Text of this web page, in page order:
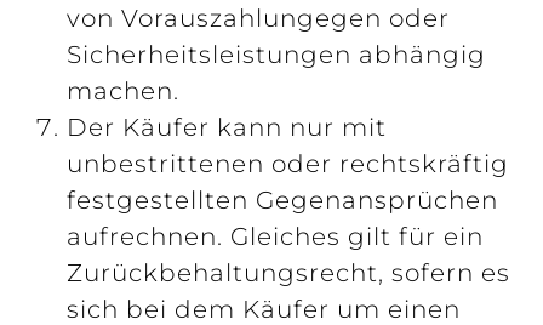
von Vorauszahlungegen oder
Sicherheitsleistungen abhängig
machen.
Der Käufer kann nur mit
unbestrittenen oder rechtskräftig
festgestellten Gegenansprüchen
aufrechnen. Gleiches gilt für ein
Zurückbehaltungsrecht, sofern es
sich bei dem Käufer um einen